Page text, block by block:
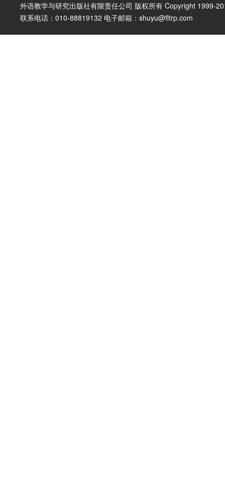
外语教学与研究出版社有限责任公司 版权所有 Copyright 1999-
联系电话：010-88819132 电子邮箱：shuyu@fltrp.com